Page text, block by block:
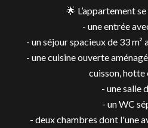
🌟 L’appartement
- une entrée
- un séjour spacieux de 33 m²
- une cuisine ouverte
cuisson, hotte
- une salle
- un WC
- deux chambres dont l'une